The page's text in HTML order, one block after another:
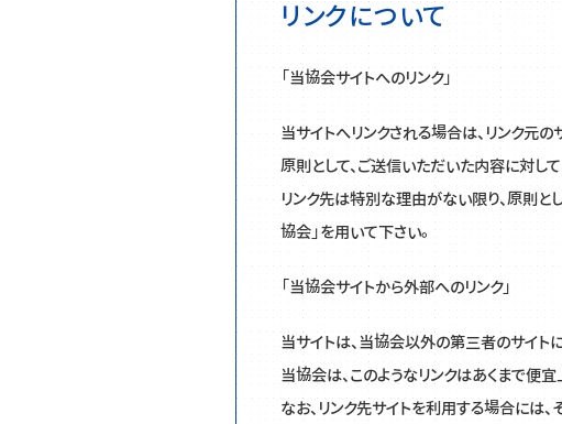
補填発動状況
リンクについて
「当協会サイトへのリンク」
当サイトへリンクされる場合は、リンク元
原則として、ご送信いただいた内容に対し
リンク先は特別な理由がない限り、原則と
協会」を用いて下さい。
「当協会サイトから外部へのリンク」
当サイトは、当協会以外の第三者のサイト
当協会は、このようなリンクはあくまで便
なお、リンク先サイトを利用する場合には